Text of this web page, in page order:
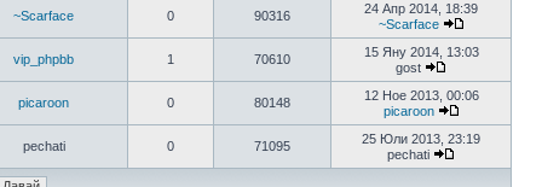
~Scarface 0 90316
24 Апр 2014, 18:39
~Scarface
vip_phpbb 1 70610
15 Яну 2014, 13:03
gost
picaroon 0 80148
12 Ное 2013, 00:06
picaroon
pechati 0 71095
25 Юли 2013, 23:19
pechati